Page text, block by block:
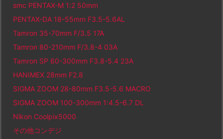
smc PENTAX-M 1:2 50mm
PENTAX-DA 18-55mm F3.5-5.6AL
Tamron 35-70mm F/3.5 17A
Tamron 80-210mm F/3.8-4 03A
Tamron SP 60-300mm F3.8-5.4 23A
HANIMEX 28mm F2.8
SIGMA ZOOM 28-80mm F3.5-5.6 MACRO
SIGMA ZOOM 100-300mm 1:4.5-6.7 DL
Nikon Coolpix5000
その他コンデジ